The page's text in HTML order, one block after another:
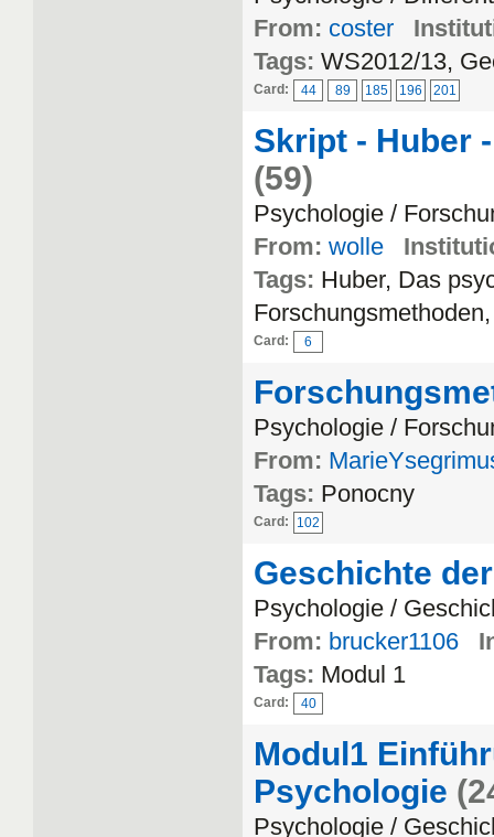
From: coster
Tags: WS2012/13,
Card: 44 89 185 196 201
Skript - Huber
(59)
Psychologie /
From: wolle
Tags: Huber, Das
Card: 6
Psychologie /
From:
Tags: Ponocny
Card: 102
Geschichte
Psychologie /
From: brucker1106
Tags: Modul 1
Card: 40
Modul1
Psychologie
Psychologie /